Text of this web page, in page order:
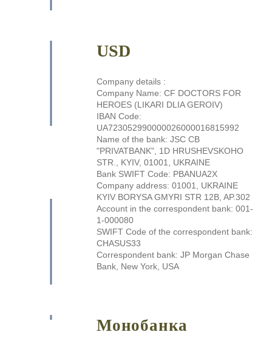
USD
Company details :
Company Name: CF DOCTORS FOR
HEROES (LIKARI DLIA GEROIV)
IBAN Code:
UA723052990000026000016815992
Name of the bank: JSC CB
"PRIVATBANK", 1D HRUSHEVSKOHO
STR., KYIV, 01001, UKRAINE
Bank SWIFT Code: PBANUA2X
Company address: 01001, UKRAINE
KYIV BORYSA GMYRI STR 12B, AP.302
Account in the correspondent bank: 001-
1-000080
SWIFT Code of the correspondent bank:
CHASUS33
Correspondent bank: JP Morgan Chase
Bank, New York, USA
Монобанка